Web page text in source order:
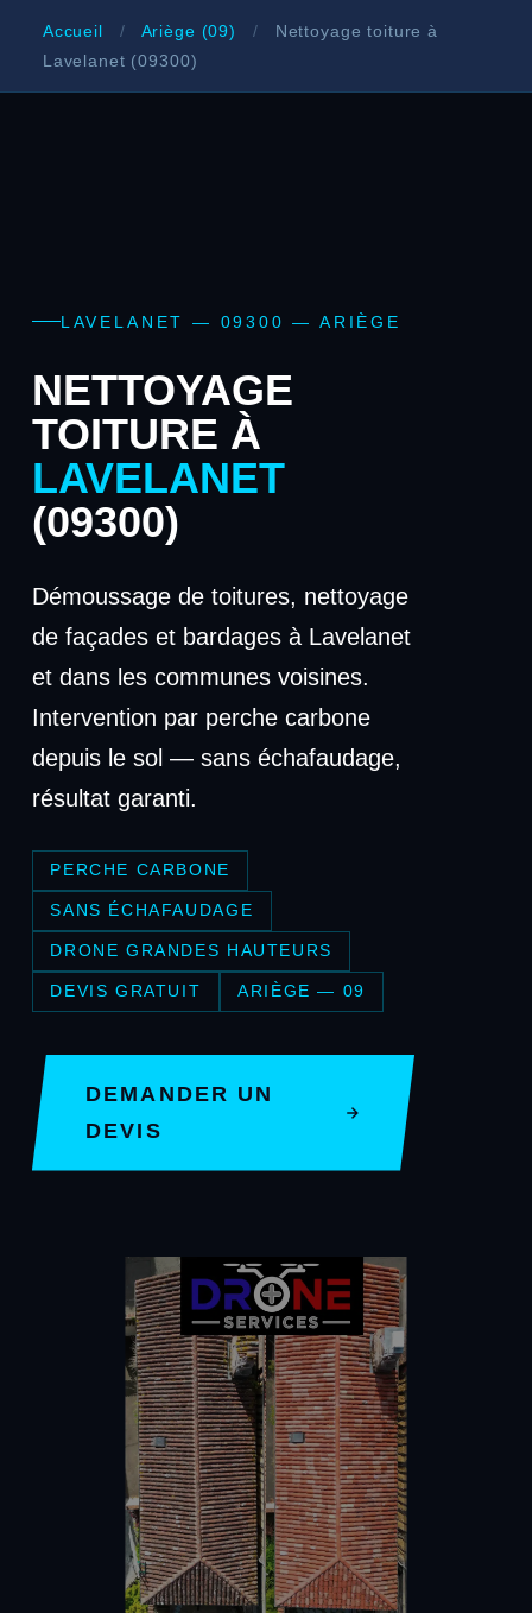
Accueil / Ariège (09) /
Nettoyage toiture à
Lavelanet (09300)
LAVELANET — 09300 — ARIÈGE
NETTOYAGE
TOITURE À
LAVELANET
(09300)
Démoussage de toitures, nettoyage
de façades et bardages à Lavelanet
et dans les communes voisines.
Intervention par perche carbone
depuis le sol — sans échafaudage,
résultat garanti.
PERCHE CARBONE
SANS ÉCHAFAUDAGE
DRONE GRANDES HAUTEURS
DEVIS GRATUIT ARIÈGE — 09
DEMANDER UN
DEVIS